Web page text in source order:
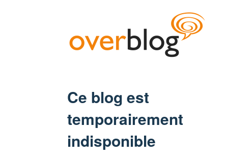
Ce blog est
temporairement
indisponible